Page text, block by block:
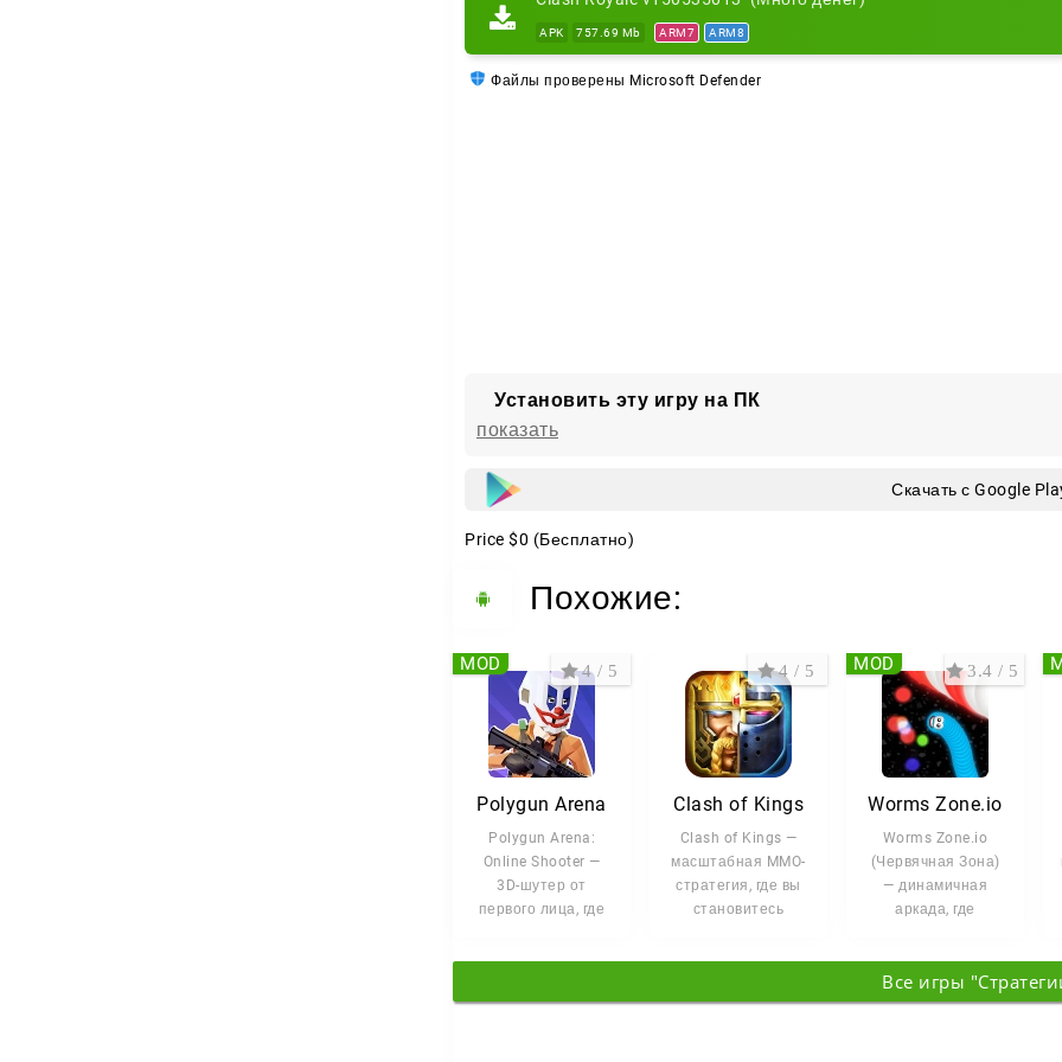
APK 757.69 Mb ARM7 ARM8
Файлы проверены Microsoft Defender
Установить эту игру на ПК
показать
Скачать с Google
Price $0 (Бесплатно)
Похожие:
Polygun Arena
Polygun Arena:
Online Shooter —
3D-шутер от
первого лица, где
4 / 5
MOD
Clash of Kings
Clash of Kings —
масштабная MMO-
стратегия, где вы
становитесь
4 / 5
Worms Zone.io
Worms Zone.io
(Червячная Зона)
— динамичная
аркада, где
соревнуются за
3.4 / 5
MOD
Все игры